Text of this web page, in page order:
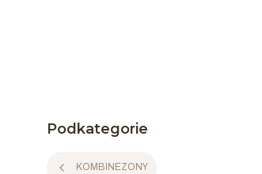
Podkategorie
KOMBINEZONY